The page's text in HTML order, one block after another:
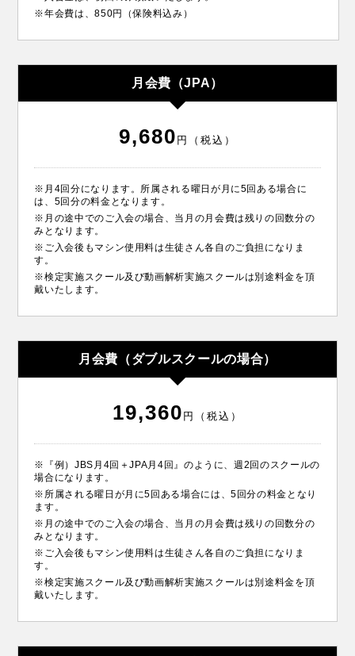
※年会費は、850円（保険料込み）
月会費（JPA）
9,680 円（税込）
※月4回分になります。所属される曜日が月に5回ある場合に
は、5回分の料金となります。
※月の途中でのご入会の場合、当月の月会費は残りの回数分の
みとなります。
※ご入会後もマシン使用料は生徒さん各自のご負担になりま
す。
※検定実施スクール及び動画解析実施スクールは別途料金を頂
戴いたします。
月会費（ダブルスクールの場合）
19,360 円（税込）
※『例）JBS月4回＋JPA月4回』のように、週2回のスクールの
場合になります。
※所属される曜日が月に5回ある場合には、5回分の料金となり
ます。
※月の途中でのご入会の場合、当月の月会費は残りの回数分の
みとなります。
※ご入会後もマシン使用料は生徒さん各自のご負担になりま
す。
※検定実施スクール及び動画解析実施スクールは別途料金を頂
戴いたします。